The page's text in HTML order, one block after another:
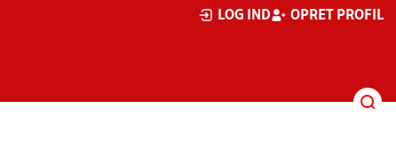
LOG IND OPRET PROFIL